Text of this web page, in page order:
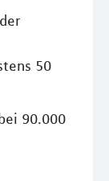
50
90.000